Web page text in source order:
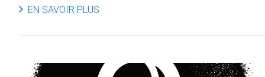
EN SAVOIR PLUS